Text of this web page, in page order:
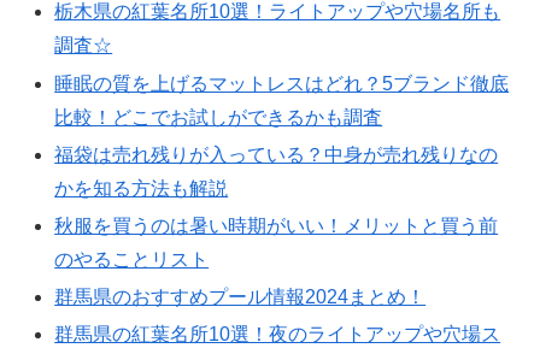
栃木県の紅葉名所10選！ライトアップや穴場名所も
調査☆
睡眠の質を上げるマットレスはどれ？5ブランド徹底
比較！どこでお試しができるかも調査
福袋は売れ残りが入っている？中身が売れ残りなの
かを知る方法も解説
秋服を買うのは暑い時期がいい！メリットと買う前
のやることリスト
群馬県のおすすめプール情報2024まとめ！
群馬県の紅葉名所10選！夜のライトアップや穴場ス